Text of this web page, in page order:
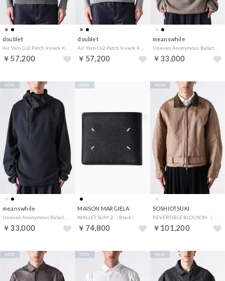
doublet
￥57,200
doublet
￥57,200
meanswhile
￥33,000
meanswhile
￥33,000
NEW
MAISON MARGIELA
WALLET SLIM 2 （Black）
￥74,800
NEW
SOSHIOTSUKI
￥101,200
NEW
NEW NEW NEW